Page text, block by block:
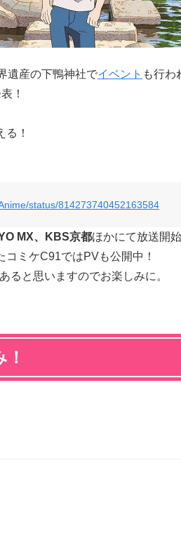
遺産の下鴨神社でイベント も行わ
！
！
status/814273740452163584
MX、KBS京都ほかにて放送開
コミケC91ではPVも公開中！
ると思いますのでお楽しみに。